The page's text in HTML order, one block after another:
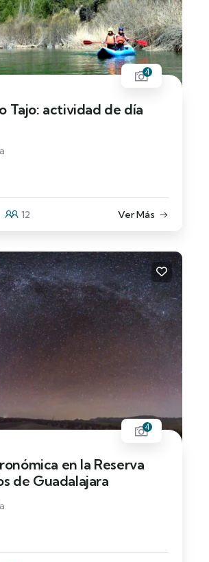
4
Tajo: actividad de día
12 Ver Más
4
en la Reserva
de Guadalajara